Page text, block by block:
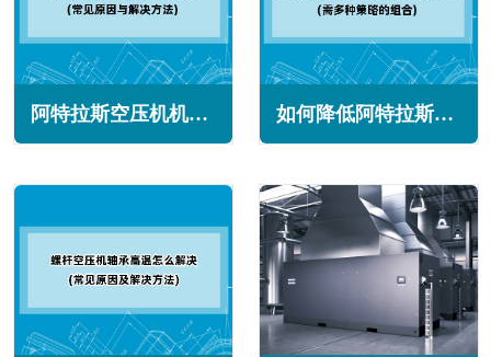
阿特拉斯空压机机械密封泄露怎么办(常见原因与解决方法) 如何降低阿特拉斯空压机功耗的诀窍(需多种策略的组合)